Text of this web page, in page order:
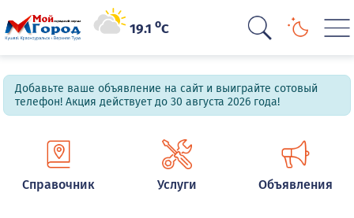
19.1oC
Добавьте ваше объявление на сайт и выиграйте сотовый
телефон! Акция действует до 30 августа 2026 года!
Справочник Услуги Объявления